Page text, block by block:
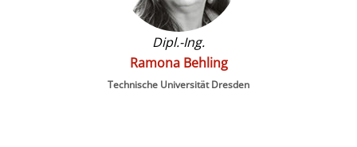
Dipl.-Ing.
Ramona Behling
Technische Universität Dresden